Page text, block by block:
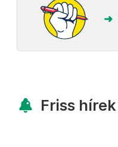
Friss hírek